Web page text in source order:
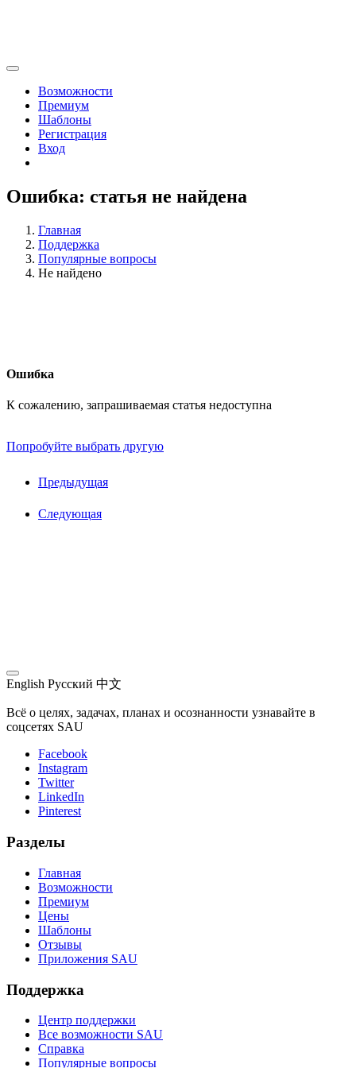
Возможности
Премиум
Шаблоны
Регистрация
Вход
Ошибка: статья не найдена
Главная
Поддержка
Популярные вопросы
Не найдено
Ошибка
К сожалению, запрашиваемая статья недоступна
Попробуйте выбрать другую
Предыдущая
Следующая
English Русский 中文
Всё о целях, задачах, планах и осознанности узнавайте в
соцсетях SAU
Facebook
Instagram
Twitter
LinkedIn
Pinterest
Разделы
Главная
Возможности
Премиум
Цены
Шаблоны
Отзывы
Приложения SAU
Поддержка
Центр поддержки
Все возможности SAU
Справка
Популярные вопросы